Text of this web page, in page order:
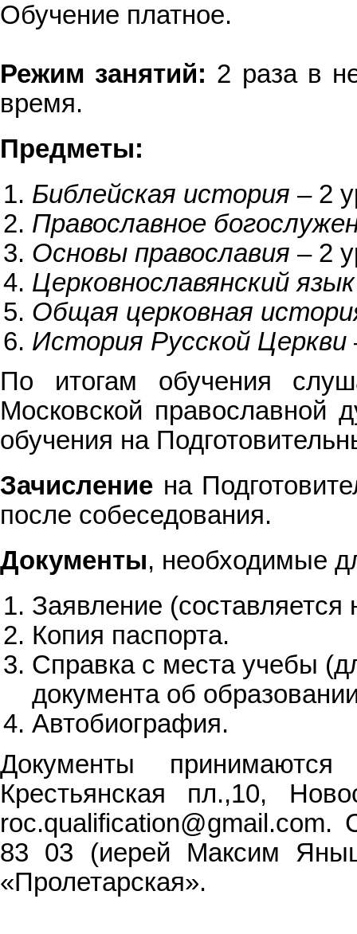
Обучение платное.
Режим занятий: 2 раза в
время.
Предметы:
Библейская история – 2
Православное
Основы православия – 2
Церковнославянский язык
Общая церковная
История Русской Церкви
По итогам обучения
Московской православной
обучения на
Зачисление на
после собеседования.
Документы, необходимые
Заявление (составляется
Копия паспорта.
Справка с места учебы
документа об
Автобиография.
Документы
Крестьянская пл.,10,
83 03 (иерей Максим
«Пролетарская».